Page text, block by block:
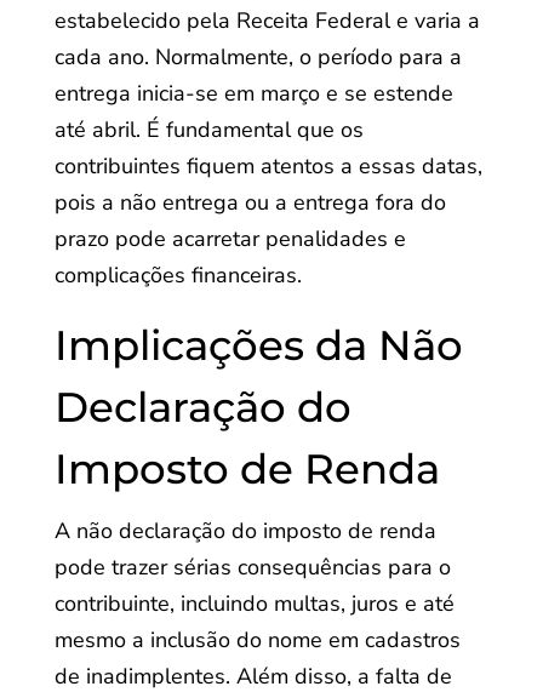
estabelecido pela Receita Federal e varia a
cada ano. Normalmente, o período para a
entrega inicia-se em março e se estende
até abril. É fundamental que os
contribuintes fiquem atentos a essas datas,
pois a não entrega ou a entrega fora do
prazo pode acarretar penalidades e
complicações financeiras.
Implicações da Não
Declaração do
Imposto de Renda
A não declaração do imposto de renda
pode trazer sérias consequências para o
contribuinte, incluindo multas, juros e até
mesmo a inclusão do nome em cadastros
de inadimplentes. Além disso, a falta de